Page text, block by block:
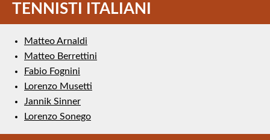
TENNISTI ITALIANI
Matteo Arnaldi
Matteo Berrettini
Fabio Fognini
Lorenzo Musetti
Jannik Sinner
Lorenzo Sonego